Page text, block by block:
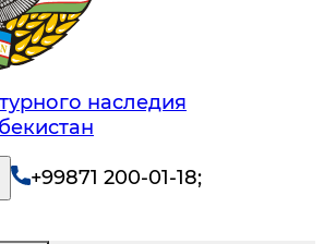
наследия
+99871 200-01-18;